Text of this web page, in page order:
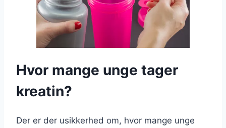
Hvor mange unge tager
kreatin?
Der er der usikkerhed om, hvor mange unge